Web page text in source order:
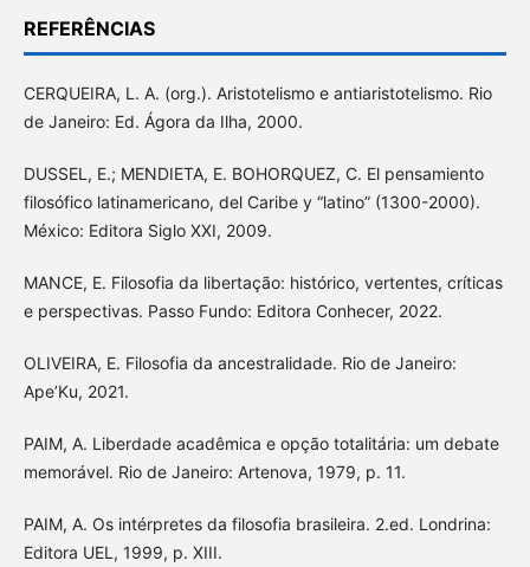
REFERÊNCIAS
CERQUEIRA, L. A. (org.). Aristotelismo e antiaristotelismo. Rio
de Janeiro: Ed. Ágora da Ilha, 2000.
DUSSEL, E.; MENDIETA, E. BOHORQUEZ, C. El pensamiento
filosófico latinamericano, del Caribe y “latino” (1300-2000).
México: Editora Siglo XXI, 2009.
MANCE, E. Filosofia da libertação: histórico, vertentes, críticas
e perspectivas. Passo Fundo: Editora Conhecer, 2022.
OLIVEIRA, E. Filosofia da ancestralidade. Rio de Janeiro:
Ape’Ku, 2021.
PAIM, A. Liberdade acadêmica e opção totalitária: um debate
memorável. Rio de Janeiro: Artenova, 1979, p. 11.
PAIM, A. Os intérpretes da filosofia brasileira. 2.ed. Londrina:
Editora UEL, 1999, p. XIII.